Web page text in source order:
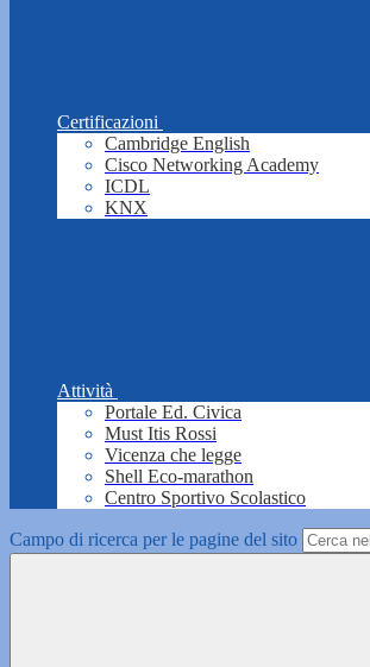
Certificazioni
Cambridge English
Cisco Networking Academy
ICDL
KNX
Attività
Portale Ed. Civica
Must Itis Rossi
Vicenza che legge
Shell Eco-marathon
Centro Sportivo Scolastico
Campo di ricerca per le pagine del sito